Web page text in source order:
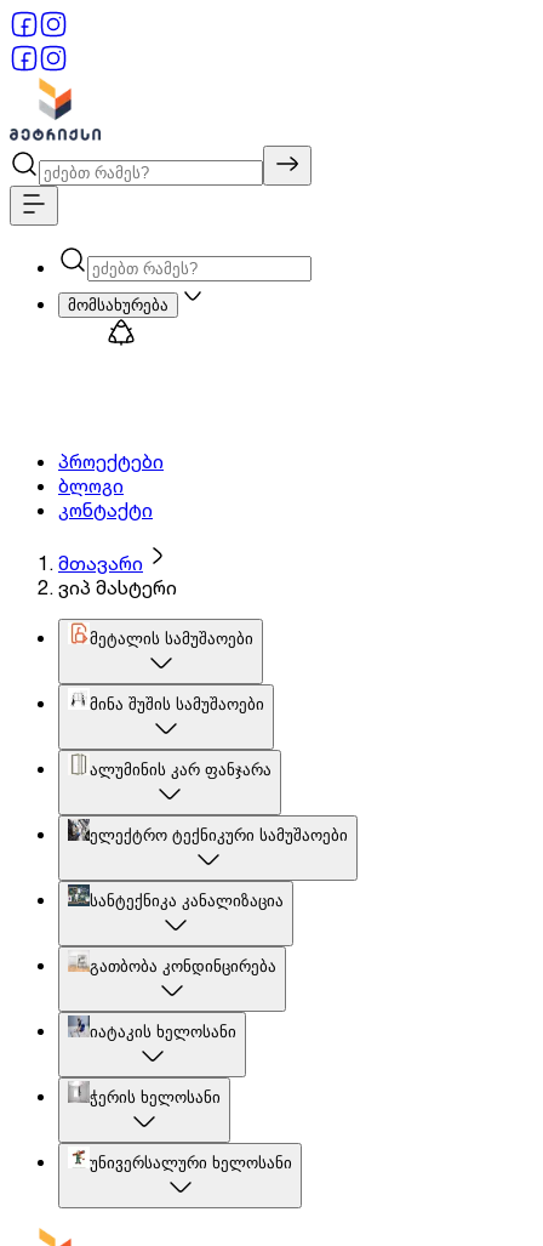
მომსახურება
პროექტები
ბლოგი
კონტაქტი
მთავარი
ვიპ მასტერი
მეტალის სამუშაოები
მინა შუშის სამუშაოები
ალუმინის კარ ფანჯარა
ელექტრო ტექნიკური სამუშაოები
სანტექნიკა კანალიზაცია
გათბობა კონდინცირება
იატაკის ხელოსანი
ჭერის ხელოსანი
უნივერსალური ხელოსანი